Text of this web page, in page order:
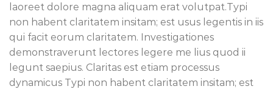
laoreet dolore magna aliquam erat volutpat.Typi
non habent claritatem insitam; est usus legentis in iis
qui facit eorum claritatem. Investigationes
demonstraverunt lectores legere me lius quod ii
legunt saepius. Claritas est etiam processus
dynamicus Typi non habent claritatem insitam; est